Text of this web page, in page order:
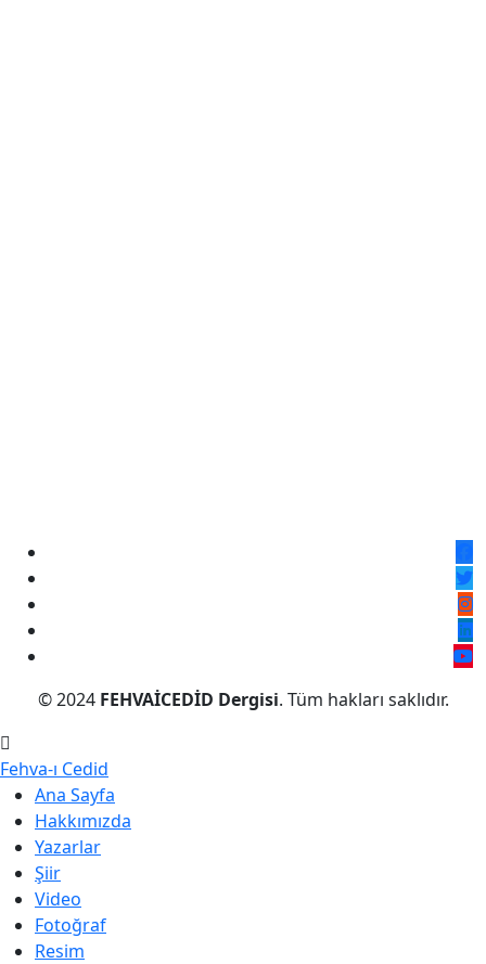
© 2024 FEHVAİCEDİD Dergisi. Tüm hakları saklıdır.
Fehva-ı Cedid
Ana Sayfa
Hakkımızda
Yazarlar
Şiir
Video
Fotoğraf
Resim